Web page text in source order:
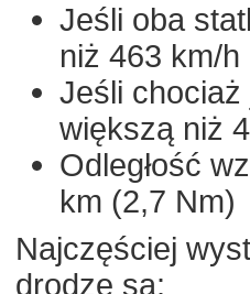
Jeśli oba
niż 463 km/
Jeśli
większą niż
Odległość
km (2,7 Nm)
Najczęściej
drodze są: